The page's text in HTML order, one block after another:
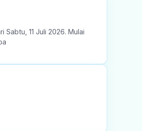
11 Juli 2026. Mulai